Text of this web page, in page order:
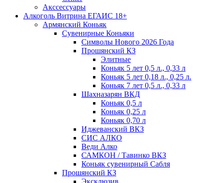
Акссессуары
Алкоголь Витрина ЕГАИС 18+
Армянский Коньяк
Сувенирные Коньяки
Символы Нового 2026 Года
Прошянский КЗ
Элитные
Коньяк 5 лет 0,5 л., 0,33 л
Коньяк 5 лет 0,18 л., 0,25 л.
Коньяк 7 лет 0,5 л., 0,33 л
Шахназарян ВКД
Коньяк 0,5 л
Коньяк 0,25 л
Коньяк 0,70 л
Иджеванский ВКЗ
СИС АЛКО
Веди Алко
САМКОН / Тавинко ВКЗ
Коньяк сувенирный Сабля
Прошянский КЗ
Эксклюзив